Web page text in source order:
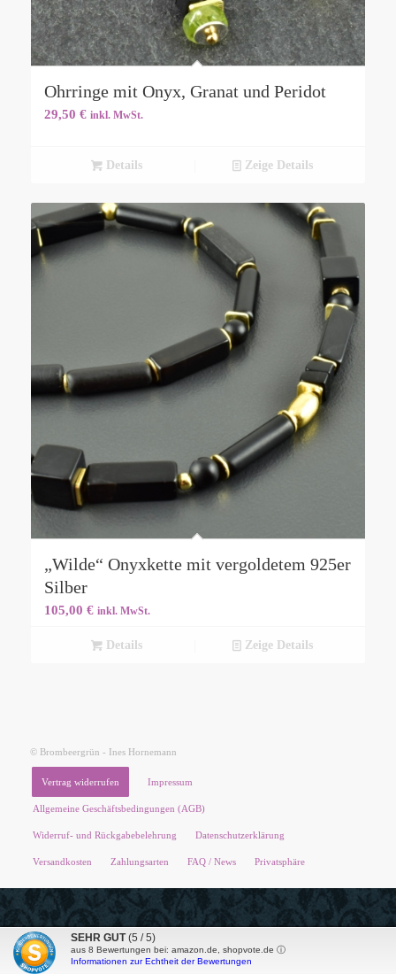
Ohrringe mit Onyx, Granat und Peridot
29,50 € inkl. MwSt.
Details Zeige Details
„Wilde“ Onyxkette mit vergoldetem 925er
Silber
105,00 € inkl. MwSt.
Details Zeige Details
© Brombeergrün - Ines Hornemann
Vertrag widerrufen Impressum
Allgemeine Geschäftsbedingungen (AGB)
Widerruf- und Rückgabebelehrung Datenschutzerklärung
Versandkosten Zahlungsarten FAQ / News Privatsphäre
SEHR GUT (5 / 5)
aus 8 Bewertungen bei: amazon.de, shopvote.de ⓘ
Informationen zur Echtheit der Bewertungen